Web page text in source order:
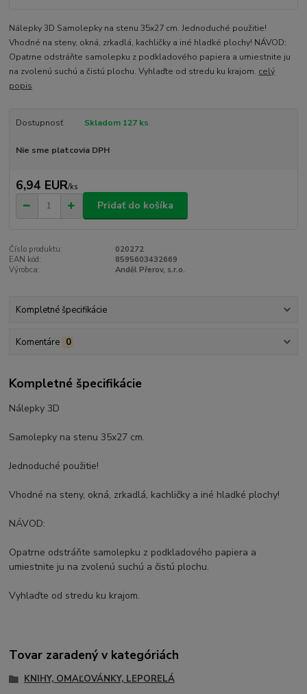
Nálepky 3D Samolepky na stenu 35x27 cm. Jednoduché použitie!
Vhodné na steny, okná, zrkadlá, kachličky a iné hladké plochy! NÁVOD:
Opatrne odstráňte samolepku z podkladového papiera a umiestnite ju
na zvolenú suchú a čistú plochu. Vyhlaďte od stredu ku krajom. celý
popis
Dostupnosť Skladom 127 ks
Nie sme platcovia DPH
6,94 EUR/ks
Pridať do košíka
Číslo produktu:
020272
EAN kód:
8595603432669
Výrobca:
Anděl Přerov, s.r.o.
Kompletné špecifikácie
Komentáre 0
Kompletné špecifikácie
Nálepky 3D
Samolepky na stenu 35x27 cm.
Jednoduché použitie!
Vhodné na steny, okná, zrkadlá, kachličky a iné hladké plochy!
NÁVOD:
Opatrne odstráňte samolepku z podkladového papiera a
umiestnite ju na zvolenú suchú a čistú plochu.
Vyhlaďte od stredu ku krajom.
Tovar zaradený v kategóriách
KNIHY, OMAĽOVÁNKY, LEPORELÁ